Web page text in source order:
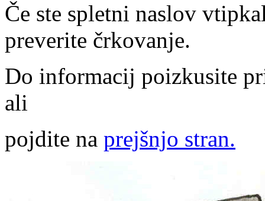
Če ste spletni naslov
preverite črkovanje.
Do informacij poizkusite
ali
pojdite na prejšnjo stran.